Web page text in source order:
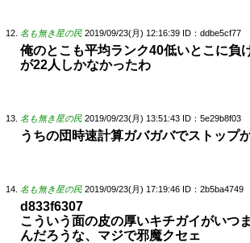
名も無き星の民 2019/09/23(月) 12:16:39 ID：ddbe5cf77
俺のとこも平均ランク40低いとこに負
が22人しかなかったわ
名も無き星の民 2019/09/23(月) 13:51:43 ID：5e29b8f03
うちの団時速計算ガバガバでストップ
名も無き星の民 2019/09/23(月) 17:19:46 ID：2b5ba4749
d833f6307
こういう面の皮の厚いキチガイがいつ
んだろうな、マジで邪魔クセェ